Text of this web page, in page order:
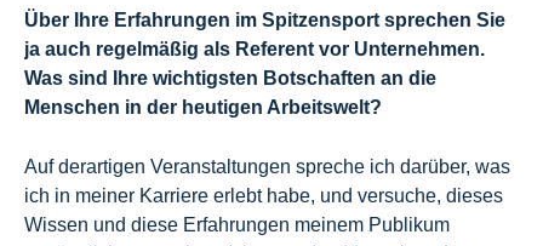
Über Ihre Erfahrungen im Spitzensport sprechen Sie
ja auch regelmäßig als Referent vor Unternehmen.
Was sind Ihre wichtigsten Botschaften an die
Menschen in der heutigen Arbeitswelt?
Auf derartigen Veranstaltungen spreche ich darüber, was
ich in meiner Karriere erlebt habe, und versuche, dieses
Wissen und diese Erfahrungen meinem Publikum